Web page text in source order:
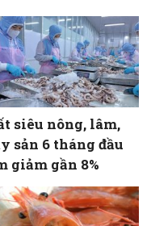
siêu nông, lâm,
sản 6 tháng đầu
giảm gần 8%